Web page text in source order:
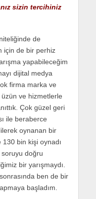
sizin tercihiniz
de
için de bir perhiz
yapabileceğim
dijital medya
firma marka ve
üzün ve hizmetlerle
Çok güzel geri
ile beraberce
oynanan bir
bin kişi oynadı
doğru
bir yarışmaydı.
ben de bir
başladım.